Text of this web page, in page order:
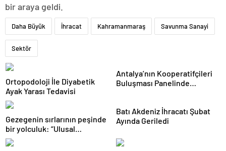
bir araya geldi.
Daha Büyük İhracat Kahramanmaraş Savunma Sanayi
Sektör
Ortopodoloji İle Diyabetik
Ayak Yarası Tedavisi
Antalya’nın Kooperatifçileri
Buluşması Panelinde
Tartışıldı
Gezegenin sırlarının peşinde
bir yolculuk: “Ulusal
Antarktika Bilim Seferleri”
Batı Akdeniz İhracatı Şubat
Ayında Geriledi